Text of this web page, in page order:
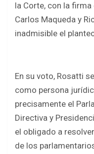
la Corte, con la
Carlos Maqueda y
inadmisible el
En su voto, Rosatti
como persona
precisamente el
Directiva y
el obligado a
de los